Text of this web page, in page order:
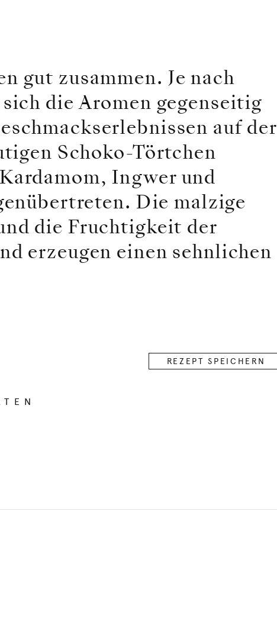
gut zusammen. Je nach
die Aromen gegenseitig
auf der
Schoko-Törtchen
Ingwer und
Die malzige
die Fruchtigkeit der
erzeugen einen sehnlichen
REZEPT SPEICHERN